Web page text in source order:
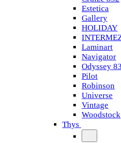
Estetica
Gallery
HOLIDAY
Laminart
Navigator
Odyssey
Pilot
Robinson
Universe
Vintage
Woodstock
Thys